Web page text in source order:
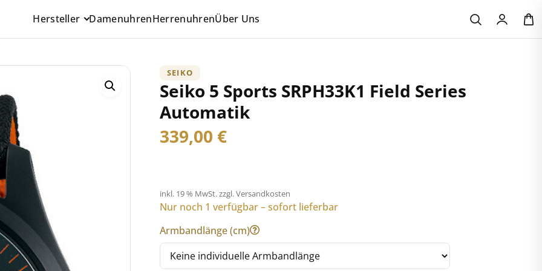
Hersteller DamenuhrenHerrenuhrenÜber Uns
SEIKO
Seiko 5 Sports SRPH33K1 Field Series
Automatik
339,00 €
inkl. 19 % MwSt.zzgl. Versandkosten
Nur noch 1 verfügbar – sofort lieferbar
Armbandlänge (cm)